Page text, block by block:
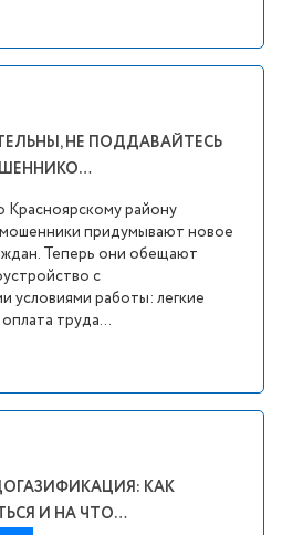
НЕ ПОДДАВАЙТЕСЬ
району
придумывают новое
Теперь они обещают
с
условиями работы: легкие
труда...
КАК
И НА ЧТО…